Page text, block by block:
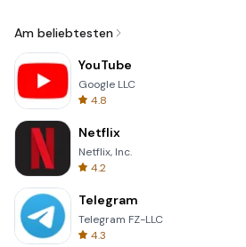
Am beliebtesten
YouTube
Google LLC
4.8
Netflix
Netflix, Inc.
4.2
Telegram
Telegram FZ-LLC
4.3